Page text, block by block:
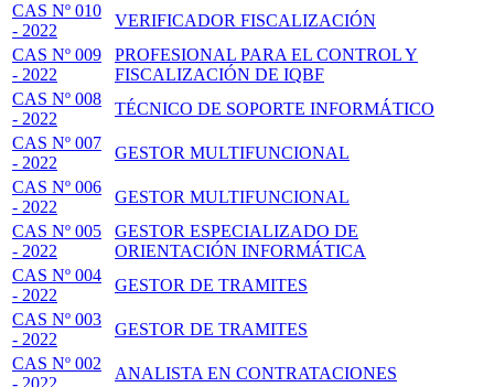
CAS Nº 010
- 2022
VERIFICADOR FISCALIZACIÓN
CAS Nº 009
- 2022
PROFESIONAL PARA EL CONTROL Y
FISCALIZACIÓN DE IQBF
CAS Nº 008
- 2022
TÉCNICO DE SOPORTE INFORMÁTICO
CAS Nº 007
- 2022
GESTOR MULTIFUNCIONAL
CAS Nº 006
- 2022
GESTOR MULTIFUNCIONAL
CAS Nº 005
- 2022
GESTOR ESPECIALIZADO DE
ORIENTACIÓN INFORMÁTICA
CAS Nº 004
- 2022
GESTOR DE TRAMITES
CAS Nº 003
- 2022
GESTOR DE TRAMITES
CAS Nº 002
ANALISTA EN CONTRATACIONES